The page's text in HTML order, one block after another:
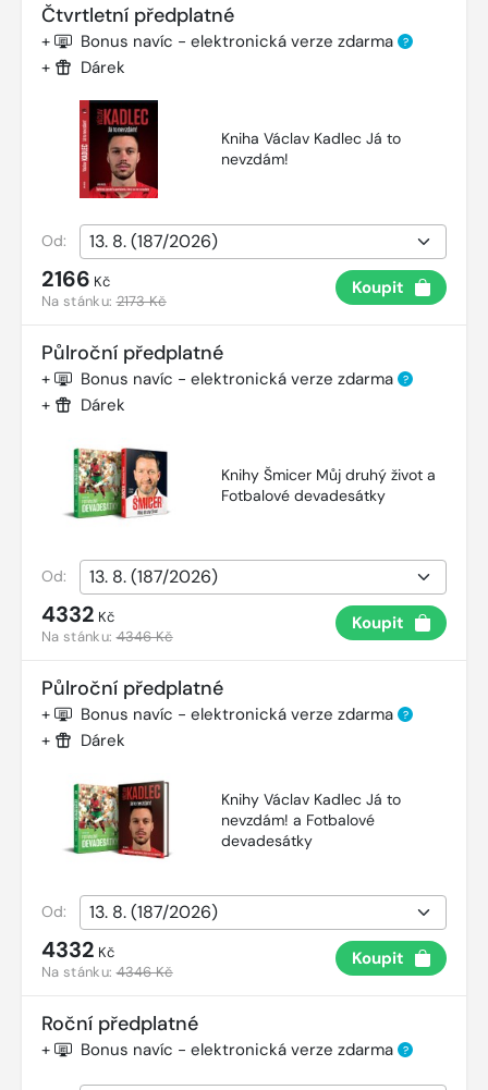
Čtvrtletní předplatné
+ Bonus navíc - elektronická verze zdarma ?
+ Dárek
Kniha Václav Kadlec Já to
nevzdám!
Od:
2166 Kč
Na stánku:2173 Kč
Koupit
Půlroční předplatné
+ Bonus navíc - elektronická verze zdarma ?
+ Dárek
Knihy Šmicer Můj druhý život a
Fotbalové devadesátky
Od:
4332 Kč
Na stánku:4346 Kč
Koupit
Půlroční předplatné
+ Bonus navíc - elektronická verze zdarma ?
+ Dárek
Knihy Václav Kadlec Já to
nevzdám! a Fotbalové
devadesátky
Od:
4332 Kč
Na stánku:4346 Kč
Koupit
Roční předplatné
+ Bonus navíc - elektronická verze zdarma ?